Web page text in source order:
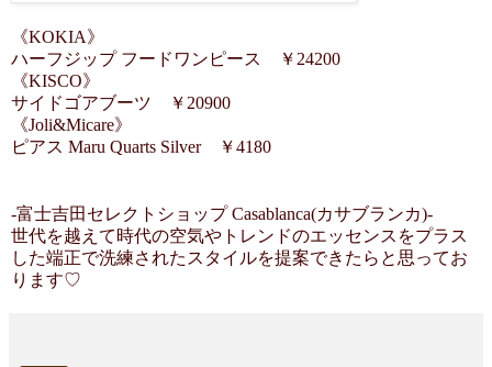
《KOKIA》
ハーフジップ フードワンピース ￥24200
《KISCO》
サイドゴアブーツ ￥20900
《Joli&Micare》
ピアス Maru Quarts Silver ￥4180
-富士吉田セレクトショップ Casablanca(カサブランカ)-
世代を越えて時代の空気やトレンドのエッセンスをプラス
した端正で洗練されたスタイルを提案できたらと思ってお
ります♡